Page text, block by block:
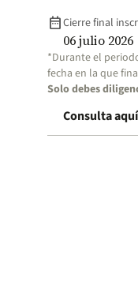
date_rangeCierre final
06 julio 2026
*Durante el
fecha en la que
Solo debes
Consulta